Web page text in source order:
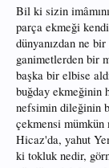
Bil ki sizin
parça ekmeği
dünyanızdan ne
ganimetlerden bir
başka bir elbise
buğday
nefsimin dileğinin
çekmensi
Hicaz'da, yahut
ki tokluk nedir,